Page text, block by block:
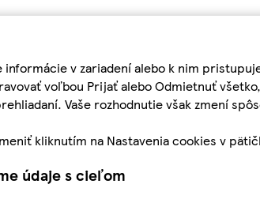
informácie v zariadení alebo k nim
voľbou Prijať alebo Odmietnuť
Vaše rozhodnutie však zmení
kliknutím na Nastavenia cookies v
údaje s cieľom